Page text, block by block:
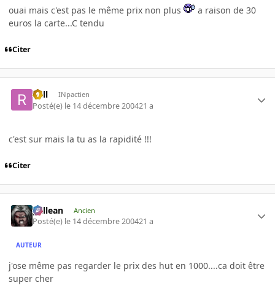
ouai mais c'est pas le même prix non plus
a raison de 30
euros la carte...C tendu
Citer
Rell INpactien
Posté(e) le 14 décembre 200421 a
c'est sur mais la tu as la rapidité !!!
Citer
gallean Ancien
Posté(e) le 14 décembre 200421 a
AUTEUR
j'ose même pas regarder le prix des hut en 1000....ca doit être
super cher